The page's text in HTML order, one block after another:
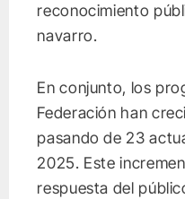
reconocimiento
navarro.
En conjunto, los
Federación han
pasando de 23
2025. Este
respuesta del